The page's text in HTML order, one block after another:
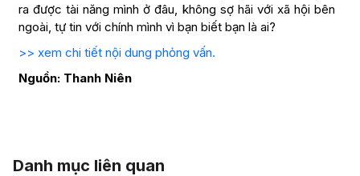
ra được tài năng mình ở đâu, không sợ hãi với xã hội bên
ngoài, tự tin với chính mình vì bạn biết bạn là ai?
>> xem chi tiết nội dung phỏng vấn.
Nguồn: Thanh Niên
Danh mục liên quan